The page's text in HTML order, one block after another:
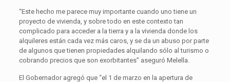
“Este hecho me parece muy importante cuando uno tiene un
proyecto de vivienda, y sobre todo en este contexto tan
complicado para acceder a la tierra y a la vivienda donde los
alquileres están cada vez más caros, y se da un abuso por parte
de algunos que tienen propiedades alquilando sólo al turismo o
cobrando precios que son exorbitantes” aseguró Melella.
El Gobernador agregó que “el 1 de marzo en la apertura de